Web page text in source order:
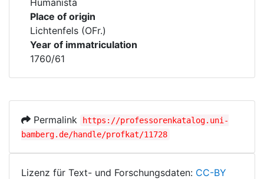
Humanista
Place of origin
Lichtenfels (OFr.)
Year of immatriculation
1760/61
Permalink
https://professorenkatalog.uni-
bamberg.de/handle/profkat/11728
Lizenz für Text- und Forschungsdaten: CC-BY